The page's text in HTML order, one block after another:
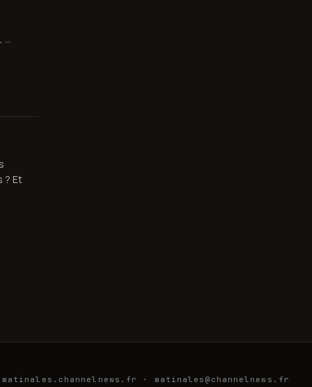
…
? Et
matinales.channelnews.fr · matinales@channelnews.fr